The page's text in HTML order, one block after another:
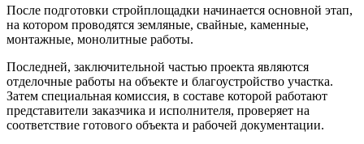
После подготовки стройплощадки начинается основной этап,
на котором проводятся земляные, свайные, каменные,
монтажные, монолитные работы.
Последней, заключительной частью проекта являются
отделочные работы на объекте и благоустройство участка.
Затем специальная комиссия, в составе которой работают
представители заказчика и исполнителя, проверяет на
соответствие готового объекта и рабочей документации.